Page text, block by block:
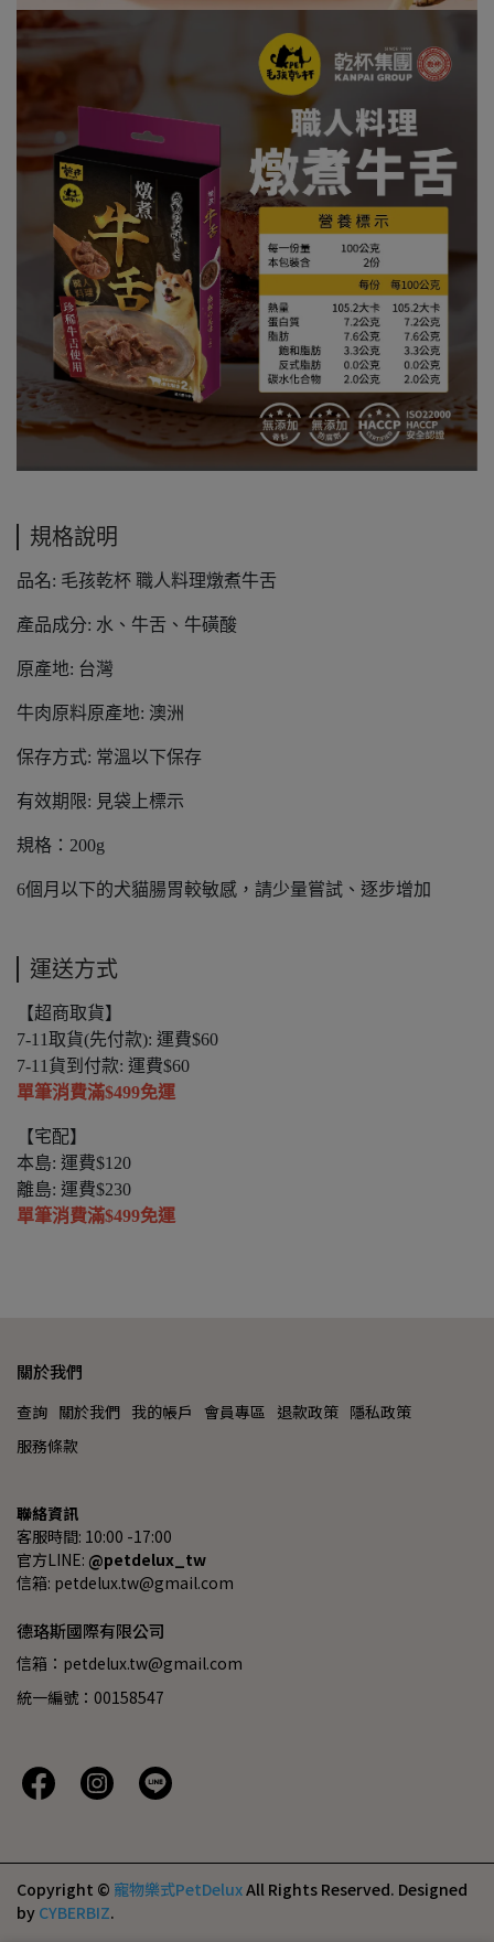
規格說明
品名: 毛孩乾杯 職人料理燉煮牛舌
產品成分: 水、牛舌、牛磺酸
原產地: 台灣
牛肉原料原產地: 澳洲
保存方式: 常溫以下保存
有效期限: 見袋上標示
規格：200g
6個月以下的犬貓腸胃較敏感，請少量嘗試、逐步增加
運送方式
【超商取貨】
7-11取貨(先付款): 運費$60
7-11貨到付款: 運費$60
單筆消費滿$499免運
【宅配】
本島: 運費$120
離島: 運費$230
單筆消費滿$499免運
關於我們
查詢 關於我們 我的帳戶 會員專區 退款政策 隱私政策
服務條款
聯絡資訊
客服時間: 10:00 -17:00
官方LINE: @petdelux_tw
信箱: petdelux.tw@gmail.com
德珞斯國際有限公司
信箱：petdelux.tw@gmail.com
統一編號：00158547
Copyright © 寵物樂式PetDeluxAll Rights Reserved. Designed
by CYBERBIZ.